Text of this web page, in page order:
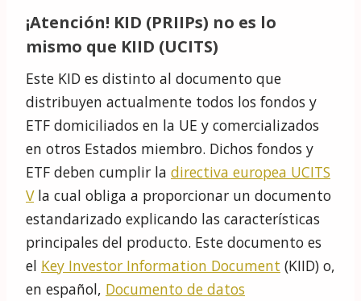
¡Atención! KID (PRIIPs) no es lo
mismo que KIID (UCITS)
Este KID es distinto al documento que
distribuyen actualmente todos los fondos y
ETF domiciliados en la UE y comercializados
en otros Estados miembro. Dichos fondos y
ETF deben cumplir la directiva europea UCITS
Vla cual obliga a proporcionar un documento
estandarizado explicando las características
principales del producto. Este documento es
el Key Investor Information Document (KIID) o,
en español, Documento de datos